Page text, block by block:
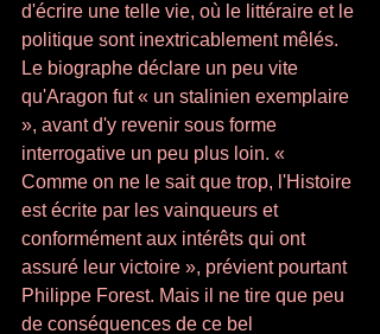
d'écrire une telle vie, où le littéraire et le
politique sont inextricablement mêlés.
Le biographe déclare un peu vite
qu'Aragon fut « un stalinien exemplaire
», avant d'y revenir sous forme
interrogative un peu plus loin. «
Comme on ne le sait que trop, l'Histoire
est écrite par les vainqueurs et
conformément aux intérêts qui ont
assuré leur victoire », prévient pourtant
Philippe Forest. Mais il ne tire que peu
de conséquences de ce bel